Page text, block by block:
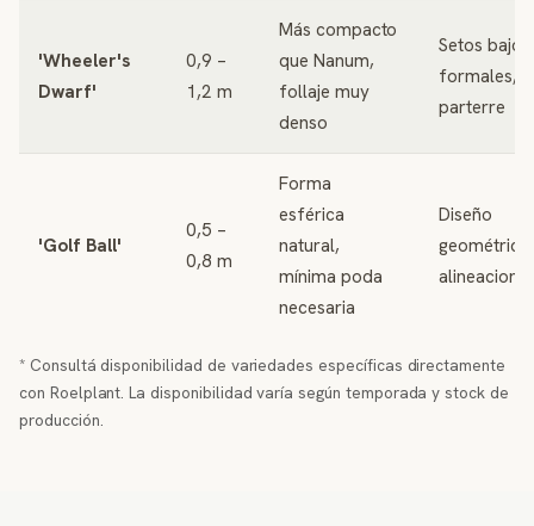
'Wheeler's
Dwarf'
0,9 –
1,2 m
Más compacto
que Nanum,
follaje muy
denso
Setos bajos
formales,
parterre
'Golf Ball'
0,5 –
0,8 m
Forma
esférica
natural,
mínima poda
necesaria
Diseño
geométrico,
* Consultá disponibilidad de variedades específicas directamente
con Roelplant. La disponibilidad varía según temporada y stock de
producción.